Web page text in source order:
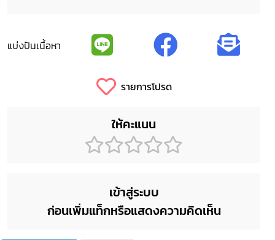
แบ่งปันเนื้อหา
รายการโปรด
ให้คะแนน
เข้าสู่ระบบ
ก่อนเพิ่มแท็กหรือแสดงความคิดเห็น